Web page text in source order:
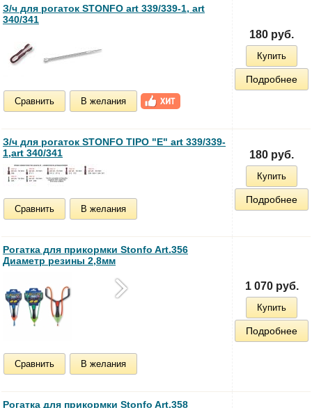
З/ч для рогаток STONFO art 339/339-1, art
340/341
Сравнить В желания
180 руб.
Купить
Подробнее
З/ч для рогаток STONFO TIPO "E" art 339/339-
1,art 340/341
Сравнить В желания
180 руб.
Купить
Подробнее
Рогатка для прикормки Stonfo Art.356
Диаметр резины 2,8мм
Сравнить В желания
1 070 руб.
Купить
Подробнее
Рогатка для прикормки Stonfo Art.358